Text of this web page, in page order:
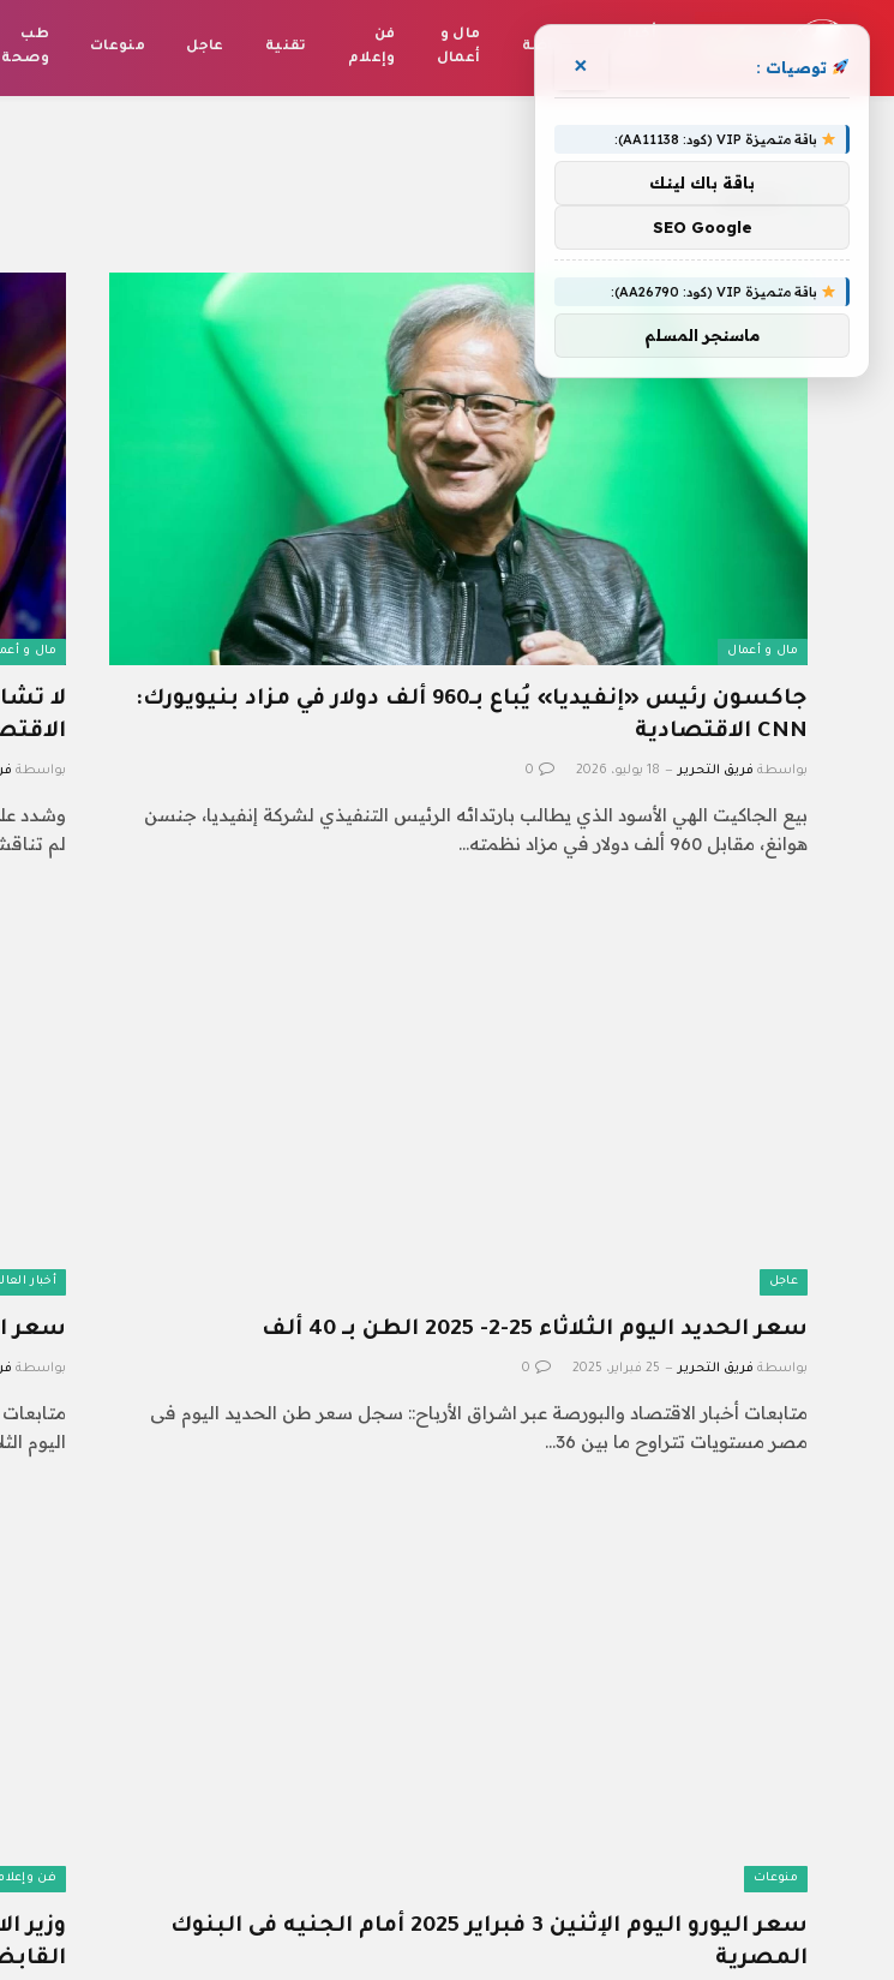
رياضة
مال و
أعمال
فن
وإعلام
تقنية عاجل منوعات
طب
وصحة
تشارك
مال و أعمال
جاكسون رئيس «إنفيديا» يُباع بـ960 ألف دولار في مزاد بنيويورك:
CNN الاقتصادية
بواسطة فريق التحرير 18 يوليو، 2026 0
بيع الجاكيت الهي الأسود الذي يطالب بارتدائه الرئيس التنفيذي لشركة إنفيديا، جنسن
هوانغ، مقابل 960 ألف دولار في مزاد نظمته…
مال و
بواسطة
وشدد
لم
عاجل
سعر الحديد اليوم الثلاثاء 25-2- 2025 الطن بـ 40 ألف
بواسطة فريق التحرير 25 فبراير، 2025 0
متابعات أخبار الاقتصاد والبورصة عبر اشراق الأرباح:: سجل سعر طن الحديد اليوم فى
مصر مستويات تتراوح ما بين 36…
أخبار
سعر اليورو
بواسطة
اليوم الثلاثاء 11
منوعات
سعر اليورو اليوم الإثنين 3 فبراير 2025 أمام الجنيه فى البنوك
المصرية
فن
وزير
توصيات : ×
باقة متميزة VIP (كود: AA11138):
باقة باك لينك
SEO Google
باقة متميزة VIP (كود: AA26790):
ماسنجر المسلم